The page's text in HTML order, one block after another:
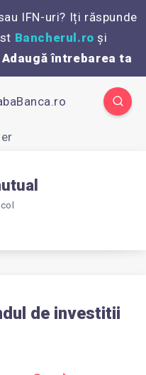
IFN-uri? Iți răspunde
Bancherul.ro și
Adaugă întrebarea ta
de investitii